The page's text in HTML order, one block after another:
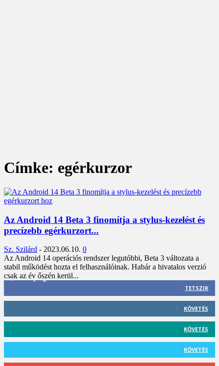
Címke: egérkurzor
Az Android 14 Beta 3 finomítja a stylus-kezelést és
precízebb egérkurzort...
Sz. Szilárd - 2023.06.10. 0
Az Android 14 operációs rendszer legutóbbi, Beta 3 változata a
stabil működést hozta el felhasználóinak. Habár a hivatalos verzió
csak az év őszén kerül...
3,452 Rajongók
TETSZIK
KÖVETÉS
KÖVETÉS
KÖVETÉS